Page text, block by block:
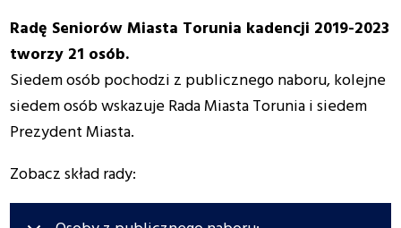
Radę Seniorów Miasta Torunia kadencji 2019-2023
tworzy 21 osób.
Siedem osób pochodzi z publicznego naboru, kolejne
siedem osób wskazuje Rada Miasta Torunia i siedem
Prezydent Miasta.
Zobacz skład rady: